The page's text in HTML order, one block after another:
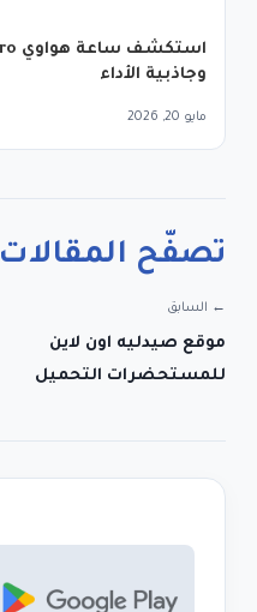
وجاذبية الأداء
مايو 20, 2026
تصفّح المقالات
← السابق
موقع صيدليه اون لاين
للمستحضرات التحميل